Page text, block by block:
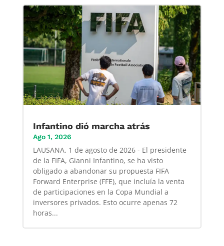
Infantino dió marcha atrás
Ago 1, 2026
LAUSANA, 1 de agosto de 2026 - El presidente
de la FIFA, Gianni Infantino, se ha visto
obligado a abandonar su propuesta FIFA
Forward Enterprise (FFE), que incluía la venta
de participaciones en la Copa Mundial a
inversores privados. Esto ocurre apenas 72
horas...